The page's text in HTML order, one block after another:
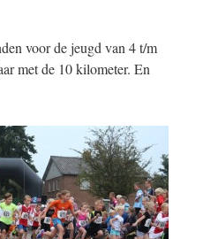
voor de jeugd van 4 t/m
met de 10 kilometer. En